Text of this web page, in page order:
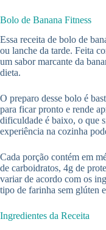
Bolo de Banana Fitness
Essa receita de bolo de
ou lanche da tarde. Feita
um sabor marcante da
dieta.
O preparo desse bolo é
para ficar pronto e rende
dificuldade é baixo, o que
experiência na cozinha
Cada porção contém em
de carboidratos, 4g de
variar de acordo com os
tipo de farinha sem glúten
Ingredientes da Receita